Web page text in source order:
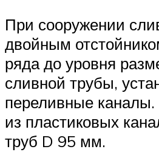
При сооружении
двойным
ряда до уровня
сливной трубы,
переливные
из пластиковых
труб D 95 мм.